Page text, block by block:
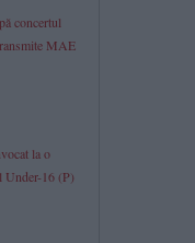
concertul
MAE
la o
Under-16 (P)